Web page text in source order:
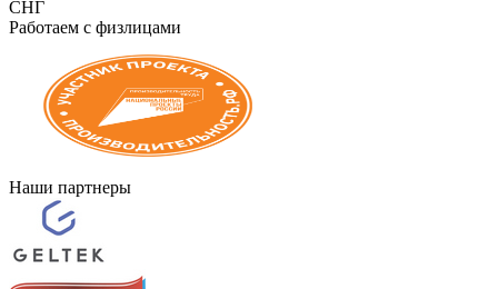
СНГ
Работаем с физлицами
Наши партнеры